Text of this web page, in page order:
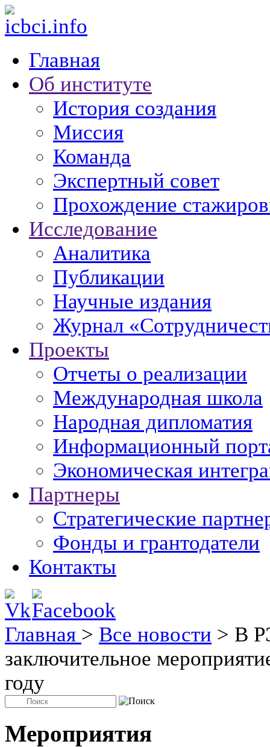
Главная
Об институте
История создания
Миссия
Команда
Экспертный совет
Прохождение
Исследование
Аналитика
Публикации
Научные издания
Журнал
Проекты
Отчеты о реализации
Международная школа
Народная дипломатия
Информационный
Экономическая
Партнеры
Стратегические
Фонды и грантодатели
Контакты
Главная > Все новости > В
заключительное
году
Мероприятия